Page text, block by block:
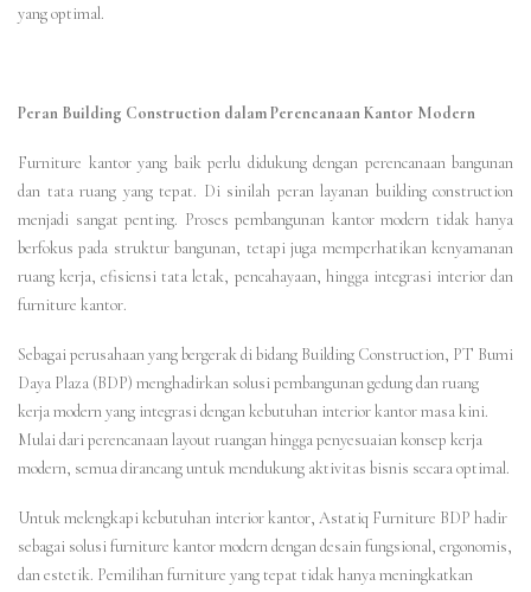
yang optimal.
Peran Building Construction dalam Perencanaan Kantor Modern
Furniture kantor yang baik perlu didukung dengan perencanaan bangunan
dan tata ruang yang tepat. Di sinilah peran layanan building construction
menjadi sangat penting. Proses pembangunan kantor modern tidak hanya
berfokus pada struktur bangunan, tetapi juga memperhatikan kenyamanan
ruang kerja, efisiensi tata letak, pencahayaan, hingga integrasi interior dan
furniture kantor.
Sebagai perusahaan yang bergerak di bidang Building Construction, PT Bumi
Daya Plaza (BDP) menghadirkan solusi pembangunan gedung dan ruang
kerja modern yang integrasi dengan kebutuhan interior kantor masa kini.
Mulai dari perencanaan layout ruangan hingga penyesuaian konsep kerja
modern, semua dirancang untuk mendukung aktivitas bisnis secara optimal.
Untuk melengkapi kebutuhan interior kantor, Astatiq Furniture BDP hadir
sebagai solusi furniture kantor modern dengan desain fungsional, ergonomis,
dan estetik. Pemilihan furniture yang tepat tidak hanya meningkatkan